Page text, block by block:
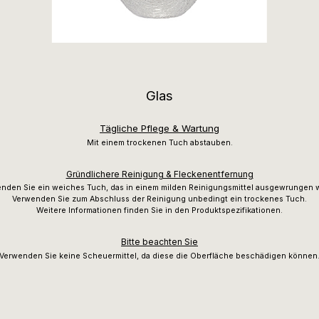
Glas
Tägliche Pflege & Wartung
Mit einem trockenen Tuch abstauben.
Gründlichere Reinigung & Fleckenentfernung
Sie ein weiches Tuch, das in einem milden Reinigungsmittel ausgewrungen
Verwenden Sie zum Abschluss der Reinigung unbedingt ein trockenes Tuch.
Weitere Informationen finden Sie in den Produktspezifikationen.
Bitte beachten Sie
Verwenden Sie keine Scheuermittel, da diese die Oberfläche beschädigen können.